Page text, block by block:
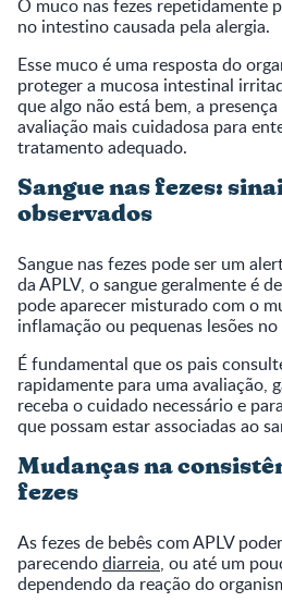
O muco nas fezes repetidamente
no intestino causada pela alergia.
Esse muco é uma resposta do
proteger a mucosa intestinal
que algo não está bem, a
avaliação mais cuidadosa para
tratamento adequado.
Sangue nas fezes:
observados
Sangue nas fezes pode ser um
da APLV, o sangue geralmente é
pode aparecer misturado com o
inflamação ou pequenas lesões
É fundamental que os pais
rapidamente para uma avaliação,
receba o cuidado necessário e
que possam estar associadas ao
Mudanças na
fezes
As fezes de bebês com APLV
parecendodiarreia, ou até um
dependendo da reação do